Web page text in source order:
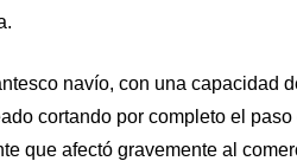
navío, con una capacidad
cortando por completo el
que afectó gravemente al